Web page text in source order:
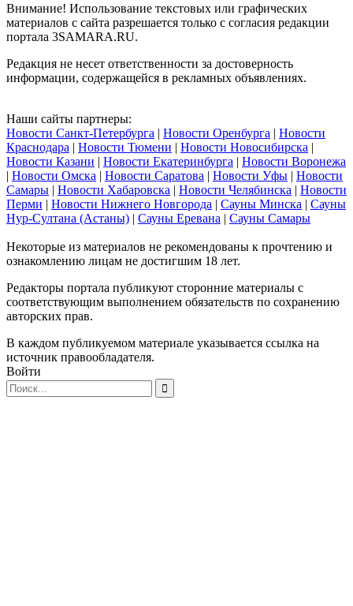
Внимание! Использование текстовых или графических
материалов с сайта разрешается только c согласия редакции
портала 3SAMARA.RU.
Редакция не несет ответственности за достоверность
информации, содержащейся в рекламных объявлениях.
Наши сайты партнеры:
Новости Санкт-Петербурга | Новости Оренбурга | Новости
Краснодара | Новости Тюмени | Новости Новосибирска |
Новости Казани | Новости Екатеринбурга | Новости Воронежа
| Новости Омска | Новости Саратова | Новости Уфы | Новости
Самары | Новости Хабаровска | Новости Челябинска | Новости
Перми | Новости Нижнего Новгорода | Сауны Минска | Сауны
Нур-Султана (Астаны) | Сауны Еревана | Сауны Самары
Некоторые из материалов не рекомендованы к прочтению и
ознакомлению лицам не достигшим 18 лет.
Редакторы портала публикуют сторонние материалы с
соответствующим выполнением обязательств по сохранению
авторских прав.
В каждом публикуемом материале указывается ссылка на
источник правообладателя.
Войти